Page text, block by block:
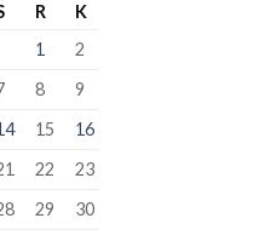
Kelas
SMAN
Bandung
Lulus
100%
R
K
1
2
8
9
15
16
22
23
29 30